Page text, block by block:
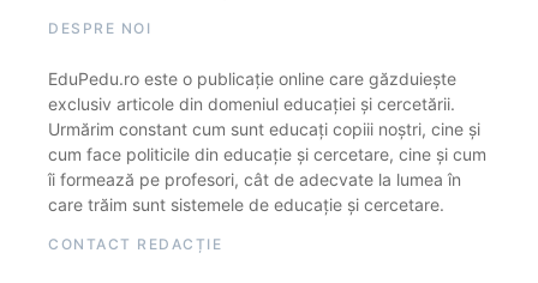
DESPRE NOI
EduPedu.ro este o publicație online care găzduiește
exclusiv articole din domeniul educației și cercetării.
Urmărim constant cum sunt educați copiii noștri, cine și
cum face politicile din educație și cercetare, cine și cum
îi formează pe profesori, cât de adecvate la lumea în
care trăim sunt sistemele de educație și cercetare.
CONTACT REDACȚIE